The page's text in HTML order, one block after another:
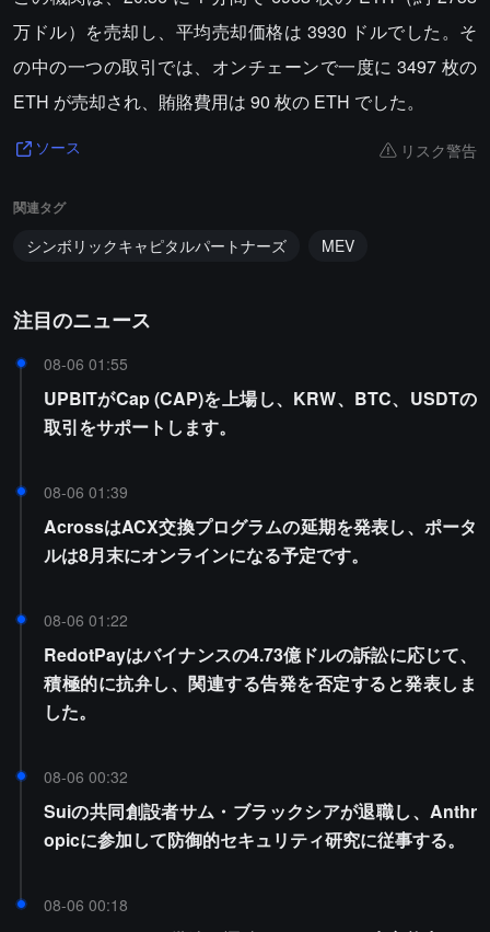
万ドル）を売却し、平均売却価格は 3930 ドルでした。そ
の中の一つの取引では、オンチェーンで一度に 3497 枚の
ETH が売却され、賄賂費用は 90 枚の ETH でした。
ソース リスク警告
関連タグ
シンボリックキャピタルパートナーズ MEV
注目のニュース
08-06 01:55
UPBITがCap (CAP)を上場し、KRW、BTC、USDTの
取引をサポートします。
08-06 01:39
AcrossはACX交換プログラムの延期を発表し、ポータ
ルは8月末にオンラインになる予定です。
08-06 01:22
RedotPayはバイナンスの4.73億ドルの訴訟に応じて、
積極的に抗弁し、関連する告発を否定すると発表しま
した。
08-06 00:32
Suiの共同創設者サム・ブラックシアが退職し、Anthr
opicに参加して防御的セキュリティ研究に従事する。
08-06 00:18